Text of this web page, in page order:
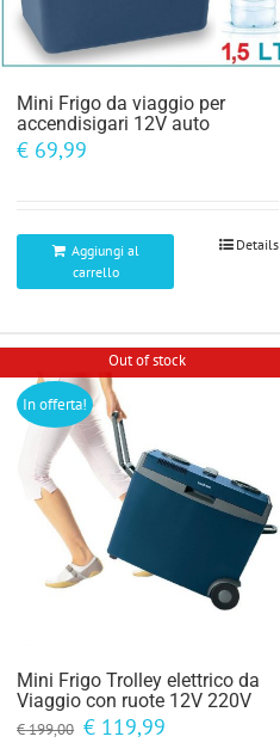
Mini Frigo da viaggio per
accendisigari 12V auto
€ 69,99
Aggiungi al
carrello
Details
In offerta!
Out of stock
Mini Frigo Trolley elettrico da
Viaggio con ruote 12V 220V
€199,00 Il
€ 119,99